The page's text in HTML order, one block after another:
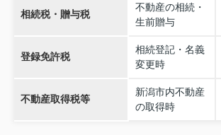
相続税・贈与税
不動産の相続・
生前贈与
登録免許税
相続登記・名義
変更時
不動産取得税等
新潟市内不動産
の取得時